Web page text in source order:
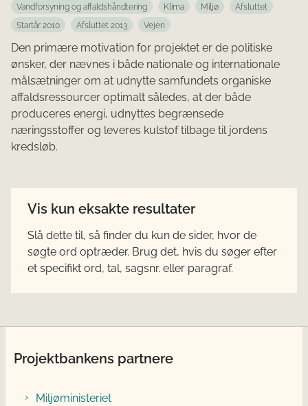
Vandforsyning og affaldshåndtering
Klima Miljø
Afsluttet
Startår 2010
Afsluttet 2013 Vejen
Den primære motivation for projektet er de politiske
ønsker, der nævnes i både nationale og internationale
målsætninger om at udnytte samfundets organiske
affaldsressourcer optimalt således, at der både
produceres energi, udnyttes begrænsede
næringsstoffer og leveres kulstof tilbage til jordens
kredsløb.
Vis kun eksakte resultater
Slå dette til, så finder du kun de sider, hvor de
søgte ord optræder. Brug det, hvis du søger efter
et specifikt ord, tal, sagsnr. eller paragraf.
Projektbankens partnere
Miljøministeriet